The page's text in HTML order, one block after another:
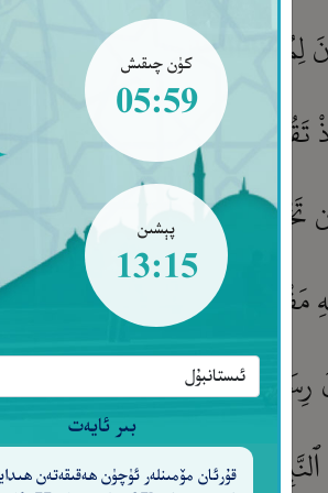
كۈن چىقىش
05:59
پېشىن
13:15
بىر ئايەت
قۇرئان مۆمىنلەر ئۈچۈن ھەقىقەتەن
لِمُؤْمِنٍ وَلَا مُؤْمِنَةٍ إِذَا قَضَى
تَقُولُ لِلَّذِىٓ أَنْعَمَ ٱللَّهُ عَلَيْهِ
تَخْشَىٰهُ ۖ فَلَمَّا قَضَىٰ زَيْدٌ مِّنْهَا
٣٧ مَّا كَانَ عَلَى ٱلنَّبِىِّ
رِسَـٰلَـٰتِ ٱللَّهِ وَيَخْشَوْنَهُۥ وَلَا
وَكَانَ ٱللَّهُ بِكُلِّ شَىْءٍ